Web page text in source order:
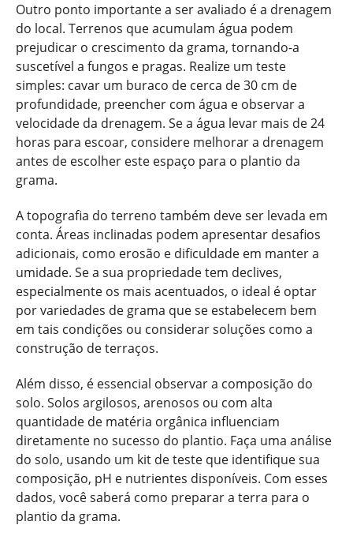
Outro ponto importante a ser avaliado é a drenagem
do local. Terrenos que acumulam água podem
prejudicar o crescimento da grama, tornando-a
suscetível a fungos e pragas. Realize um teste
simples: cavar um buraco de cerca de 30 cm de
profundidade, preencher com água e observar a
velocidade da drenagem. Se a água levar mais de 24
horas para escoar, considere melhorar a drenagem
antes de escolher este espaço para o plantio da
grama.
A topografia do terreno também deve ser levada em
conta. Áreas inclinadas podem apresentar desafios
adicionais, como erosão e dificuldade em manter a
umidade. Se a sua propriedade tem declives,
especialmente os mais acentuados, o ideal é optar
por variedades de grama que se estabelecem bem
em tais condições ou considerar soluções como a
construção de terraços.
Além disso, é essencial observar a composição do
solo. Solos argilosos, arenosos ou com alta
quantidade de matéria orgânica influenciam
diretamente no sucesso do plantio. Faça uma análise
do solo, usando um kit de teste que identifique sua
composição, pH e nutrientes disponíveis. Com esses
dados, você saberá como preparar a terra para o
plantio da grama.